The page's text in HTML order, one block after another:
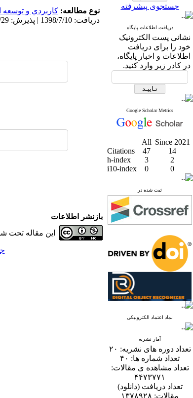
جستجوی پیشرفته
دریافت اطلاعات پایگاه
نشانی پست الکترونیک
خود را برای دریافت
اطلاعات و اخبار پایگاه،
در کادر زیر وارد کنید.
Google Scholar Metrics
All Since 2021
Citations
47
14
h-index
3
2
i10-index
0 0
ثبت شده در
نماد اعتماد الکترونیکی
آمار نشریه
تعداد دوره های نشریه: ۲۰
تعداد شماره ها: ۴۰
تعداد مشاهده ی مقالات:
۴۴۷۳۷۷۱
تعداد دریافت (دانلود)
مقالات: ۱۳۷۸۹۲۸
نوع مطالعه: كاربردي و توسعه
دریافت: 1398/7/10 | پذیرش: 1398/12/29 | انتشار: 1399/12/10
بازنشر اطلاعات
این مقاله تحت
جلد